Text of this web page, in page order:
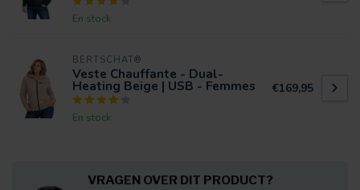
En stock
BERTSCHAT®
Veste Chauffante - Dual-
Heating Beige | USB - Femmes
En stock
€169,95
VRAGEN OVER DIT PRODUCT?